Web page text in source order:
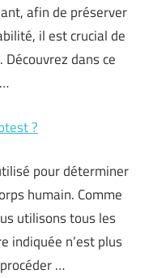
afin de préserver
il est crucial de
dans ce
?
pour déterminer
humain. Comme
utilisons tous les
indiquée n’est plus
…